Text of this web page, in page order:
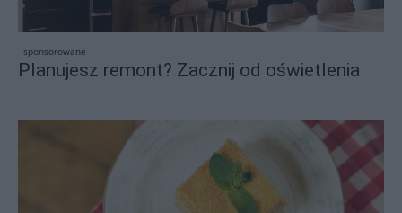
sponsorowane
Planujesz remont? Zacznij od oświetlenia